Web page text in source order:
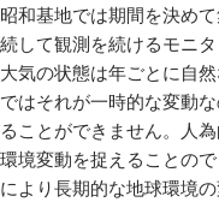
昭和基地では期間を決め
続して観測を続けるモニ
大気の状態は年ごとに自
ではそれが一時的な変動
ることができません。人
環境変動を捉えることの
により長期的な地球環境